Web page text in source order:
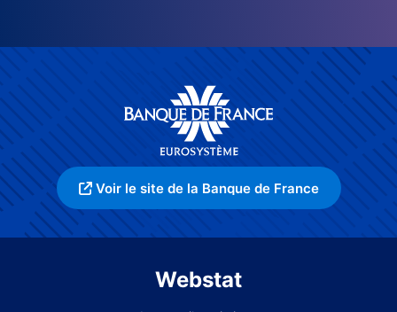
Voir le site de la Banque de France
Webstat